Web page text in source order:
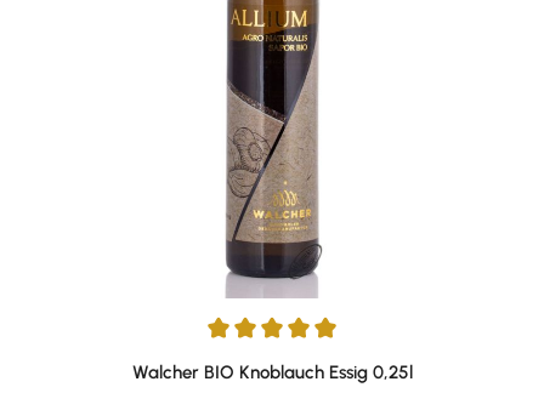
Durchschnittliche Bewertung von 5 von 5 Sternen
Walcher BIO Knoblauch Essig 0,25l